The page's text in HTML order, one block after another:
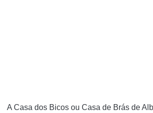
A Casa dos Bicos ou Casa de Brás de